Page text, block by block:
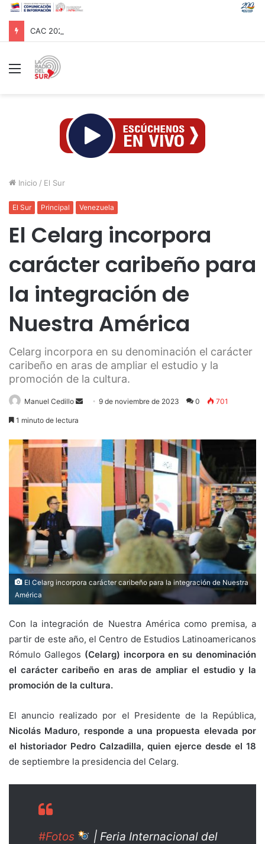
Menú
Inicio / El Sur
El Sur Principal Venezuela
El Celarg incorpora
carácter caribeño para
la integración de
Nuestra América
Celarg incorpora en su denominación el carácter
caribeño en aras de ampliar el estudio y la
promoción de la cultura.
Manuel Cedillo
Send9 de noviembre de 2023 0 701
1 minuto de lectura
El Celarg incorpora carácter caribeño para la integración de Nuestra
América
Con la integración de Nuestra América como premisa, a
partir de este año, el Centro de Estudios Latinoamericanos
Rómulo Gallegos (Celarg) incorpora en su denominación
el carácter caribeño en aras de ampliar el estudio y la
promoción de la cultura.
El anuncio realizado por el Presidente de la República,
Nicolás Maduro, responde a una propuesta elevada por
el historiador Pedro Calzadilla, quien ejerce desde el 18
de septiembre la presidencia del Celarg.
#Fotos
| Feria Internacional del